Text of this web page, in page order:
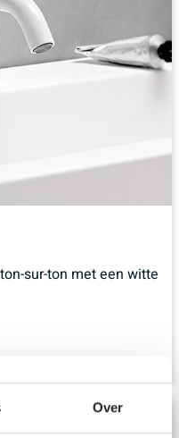
Over
sur-ton met een witte